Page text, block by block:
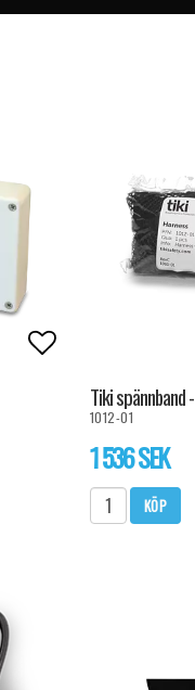
Lägg till iTiki spännband
1012-01
1 536 SEK
KÖP